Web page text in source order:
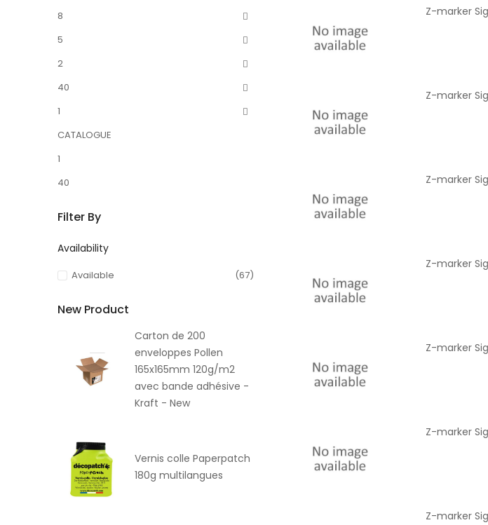
8
5
2
40
1
CATALOGUE
1
40
Filter By
Availability
Available (67)
New Product
Carton de 200
enveloppes Pollen
165x165mm 120g/m2
avec bande adhésive -
Kraft - New
Vernis colle Paperpatch
180g multilangues
Z-marker
Z-marker
Z-marker
Z-marker
Z-marker
Z-marker
Z-marker